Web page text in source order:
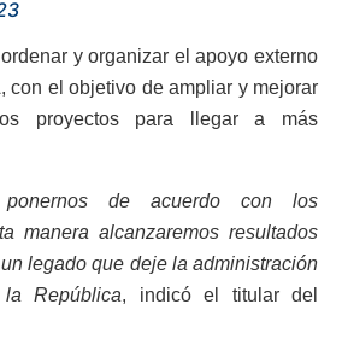
y organizar el apoyo externo
con el objetivo de ampliar y mejorar
proyectos para llegar a más
de acuerdo con los
manera alcanzaremos resultados
legado que deje la administración
República, indicó el titular del